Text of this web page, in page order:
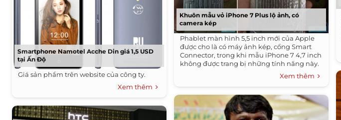
Smartphone Namotel Acche Din giá 1,5 USD
tại Ấn Độ
Giá sản phẩm trên website của công ty.
Xem thêm
Khuôn mẫu vỏ iPhone 7 Plus lộ ảnh, có
camera kép
Phablet màn hình 5,5 inch mới của Apple
được cho là có máy ảnh kép, cổng Smart
Connector, trong khi mẫu iPhone 7 4,7 inch
không được trang bị những tính năng này.
Xem thêm